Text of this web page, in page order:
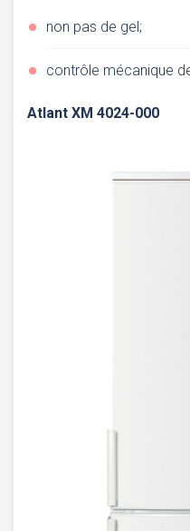
non pas de gel;
contrôle mécanique
Atlant XM 4024-000